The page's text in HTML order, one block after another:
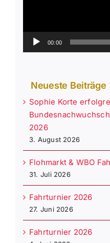
00:00
Neueste Beiträge
Sophie Korte
2026
3. August 2026
Flohmarkt & WBO
31. Juli 2026
Fahrturnier 2026
27. Juni 2026
Fahrturnier 2026